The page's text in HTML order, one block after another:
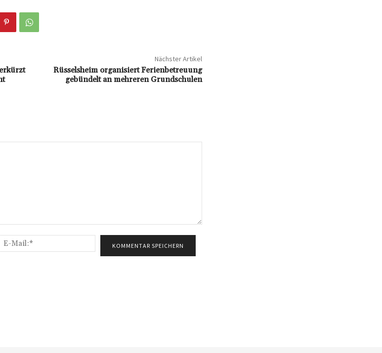
Nächster Artikel
Rüsselsheim organisiert Ferienbetreuung
gebündelt an mehreren Grundschulen
Mail:*